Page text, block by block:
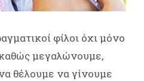
φίλοι όχι μόνο
μεγαλώνουμε,
θέλουμε να γίνουμε